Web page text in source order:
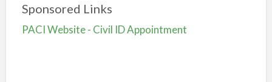
Sponsored Links
PACI Website - Civil ID Appointment